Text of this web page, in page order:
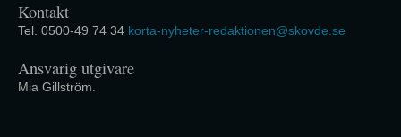
Kontakt
Tel. 0500-49 74 34 korta-nyheter-redaktionen@skovde.se
Ansvarig utgivare
Mia Gillström.